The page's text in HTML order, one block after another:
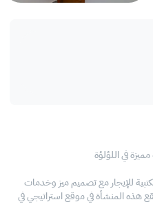
في اللؤلؤة
للإيجار مع تصميم ميز وخدمات
هذه المنشأة في موقع استراتيجي في